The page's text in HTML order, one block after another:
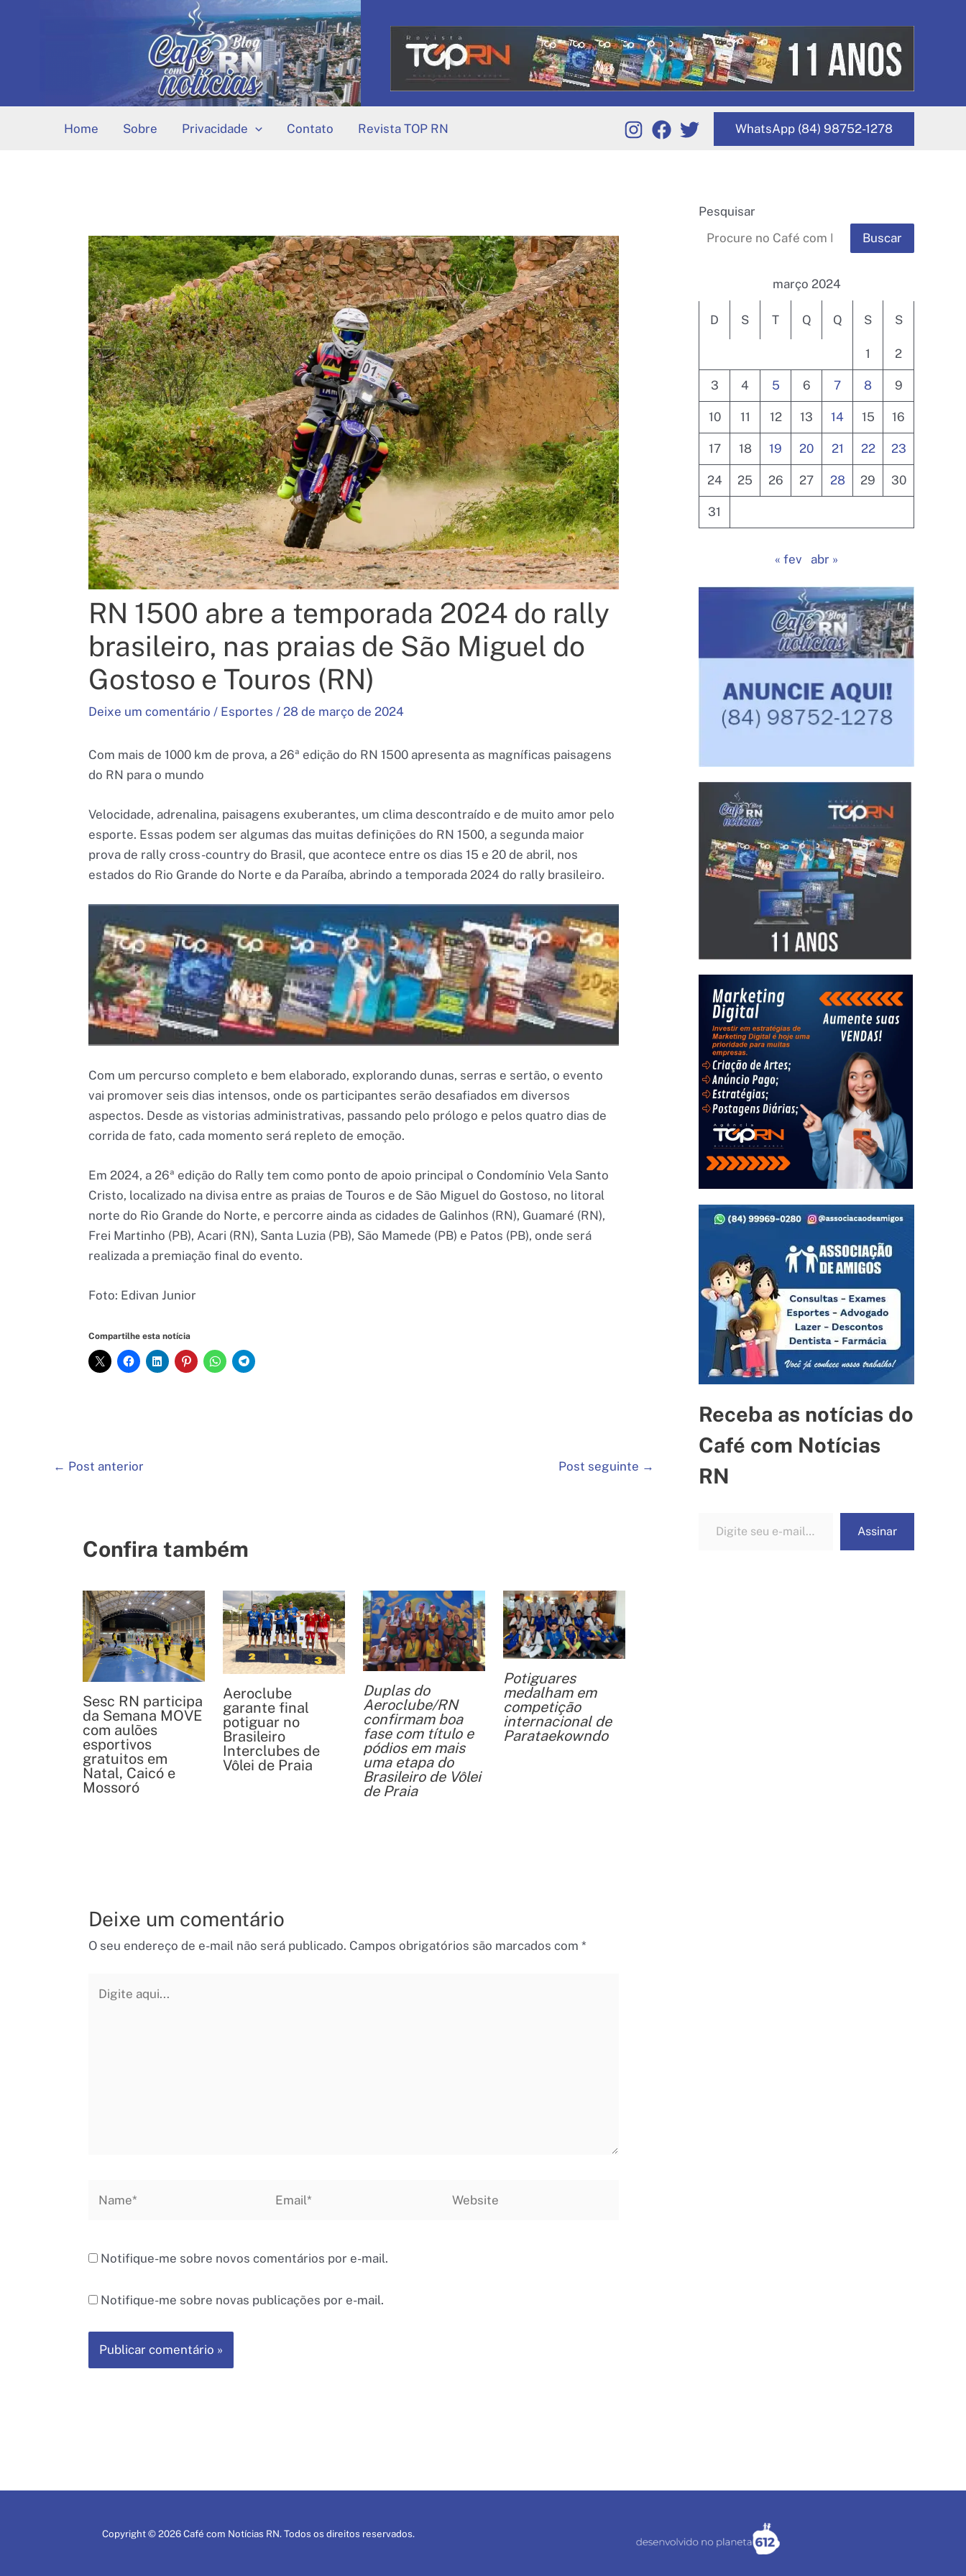
Home Sobre Privacidade Contato Revista TOP RN WhatsApp (84) 98752-1278
RN 1500 abre a temporada 2024 do rally
brasileiro, nas praias de São Miguel do
Gostoso e Touros (RN)
Deixe um comentário / Esportes / 28 de março de 2024
Com mais de 1000 km de prova, a 26ª edição do RN 1500 apresenta as magníficas paisagens
do RN para o mundo
Velocidade, adrenalina, paisagens exuberantes, um clima descontraído e de muito amor pelo
esporte. Essas podem ser algumas das muitas definições do RN 1500, a segunda maior
prova de rally cross-country do Brasil, que acontece entre os dias 15 e 20 de abril, nos
estados do Rio Grande do Norte e da Paraíba, abrindo a temporada 2024 do rally brasileiro.
Com um percurso completo e bem elaborado, explorando dunas, serras e sertão, o evento
vai promover seis dias intensos, onde os participantes serão desafiados em diversos
aspectos. Desde as vistorias administrativas, passando pelo prólogo e pelos quatro dias de
corrida de fato, cada momento será repleto de emoção.
Em 2024, a 26ª edição do Rally tem como ponto de apoio principal o Condomínio Vela Santo
Cristo, localizado na divisa entre as praias de Touros e de São Miguel do Gostoso, no litoral
norte do Rio Grande do Norte, e percorre ainda as cidades de Galinhos (RN), Guamaré (RN),
Frei Martinho (PB), Acari (RN), Santa Luzia (PB), São Mamede (PB) e Patos (PB), onde será
realizada a premiação final do evento.
Foto: Edivan Junior
Compartilhe esta notícia
← Post anterior Post seguinte →
Confira também
Sesc RN participa
da Semana MOVE
com aulões
esportivos
gratuitos em
Natal, Caicó e
Mossoró
Aeroclube
garante final
potiguar no
Brasileiro
Interclubes de
Vôlei de Praia
Duplas do
Aeroclube/RN
confirmam boa
fase com título e
pódios em mais
uma etapa do
Brasileiro de Vôlei
de Praia
Potiguares
medalham em
competição
internacional de
Parataekowndo
Deixe um comentário
O seu endereço de e-mail não será publicado. Campos obrigatórios são marcados com *
aqui...
Notifique-me sobre novos comentários por e-mail.
Notifique-me sobre novas publicações por e-mail.
Pesquisar
Buscar
março 2024
D S T Q Q S S
1 2
3 4 5 6 7 8 9
10 11 12 13 14 15 16
17 18 19 20 21 22 23
24 25 26 27 28 29 30
31
« fev abr »
Receba as notícias do
Café com Notícias
RN
Assinar
Copyright © 2026 Café com Notícias RN. Todos os direitos reservados.